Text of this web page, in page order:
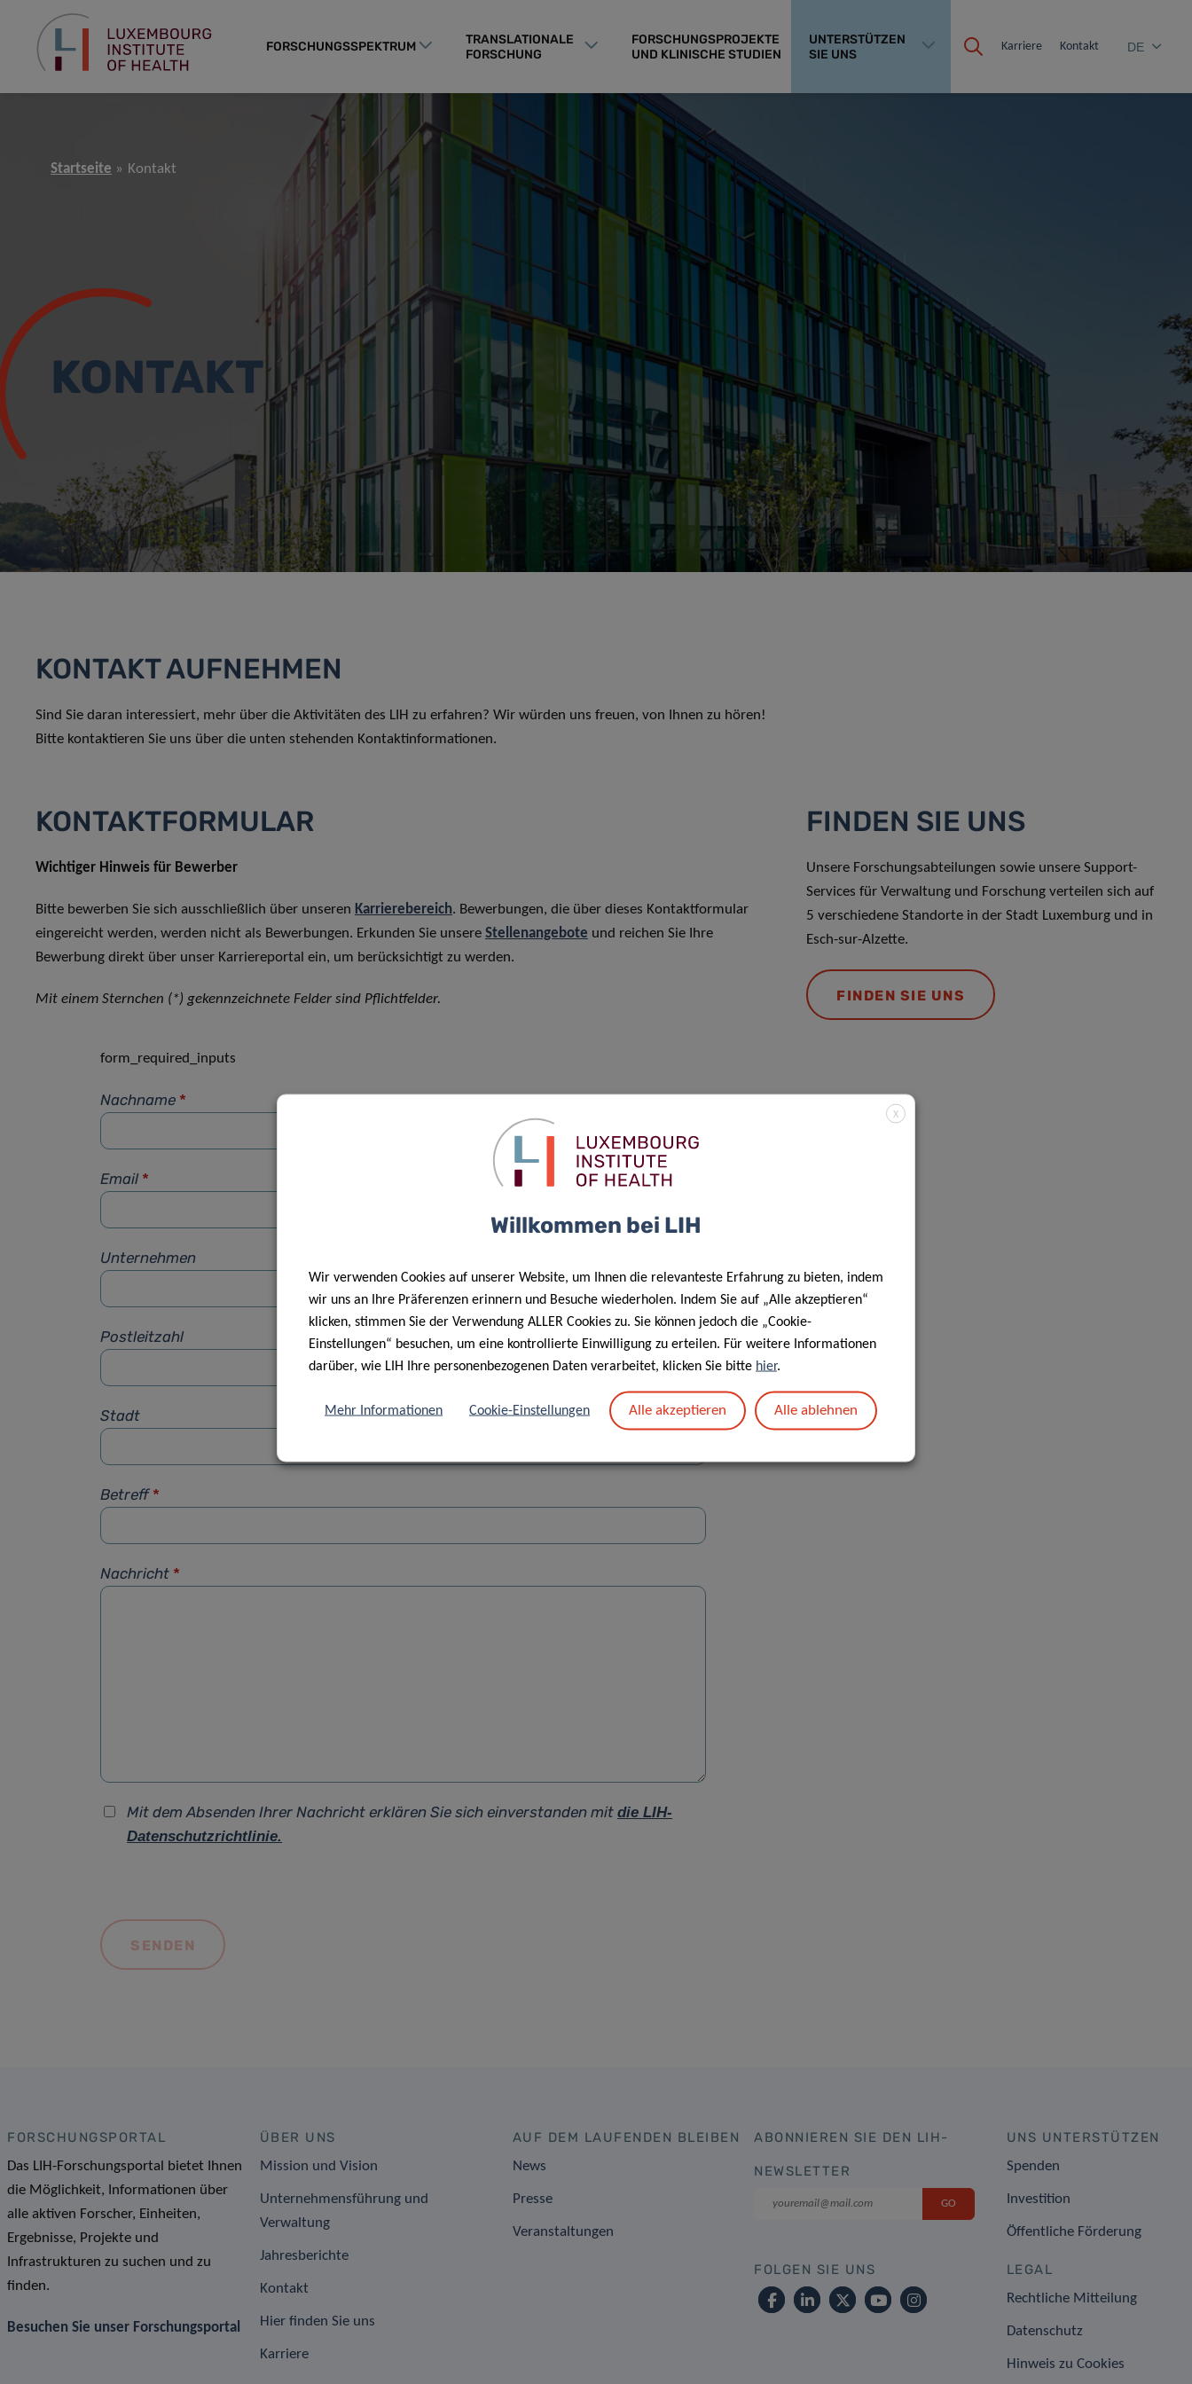
FORSCHUNGSSPEKTRUM
TRANSLATIONALE
FORSCHUNG
FORSCHUNGSPROJEKTE
UND KLINISCHE STUDIEN
UNTERSTÜTZEN
SIE UNS
Karriere Kontakt DE
Startseite Kontakt
KONTAKT
KONTAKT AUFNEHMEN
Sind Sie daran interessiert, mehr über die Aktivitäten des LIH zu erfahren? Wir würden uns freuen, von Ihnen zu hören!
Bitte kontaktieren Sie uns über die unten stehenden Kontaktinformationen.
KONTAKTFORMULAR
Wichtiger Hinweis für Bewerber
Bitte bewerben Sie sich ausschließlich über unseren Karrierebereich. Bewerbungen, die über dieses Kontaktformular
eingereicht werden, werden nicht als Bewerbungen. Erkunden Sie unsere Stellenangebote und reichen Sie Ihre
Bewerbung direkt über unser Karriereportal ein, um berücksichtigt zu werden.
Mit einem Sternchen (*) gekennzeichnete Felder sind Pflichtfelder.
form_required_inputs
Nachname * Vorname*
Email *
Unternehmen
Postleitzahl Straße
Stadt
Betreff *
Nachricht *
Mit dem Absenden Ihrer Nachricht erklären Sie sich einverstanden mitdie LIH-
Datenschutzrichtlinie.
FINDEN SIE UNS
Unsere Forschungsabteilungen sowie unsere Support-
Services für Verwaltung und Forschung verteilen sich auf
5 verschiedene Standorte in der Stadt Luxemburg und in
Esch-sur-Alzette.
FINDEN SIE UNS
FORSCHUNGSPORTAL
Das LIH-Forschungsportal bietet Ihnen
die Möglichkeit, Informationen über
alle aktiven Forscher, Einheiten,
Ergebnisse, Projekte und
Infrastrukturen zu suchen und zu
finden.
Besuchen Sie unser Forschungsportal
ÜBER UNS
Mission und Vision
Unternehmensführung und
Verwaltung
Jahresberichte
Kontakt
Hier finden Sie uns
Karriere
AUF DEM LAUFENDEN BLEIBEN
News
Presse
Veranstaltungen
ABONNIEREN SIE DEN LIH-
NEWSLETTER
FOLGEN SIE UNS
UNS UNTERSTÜTZEN
Spenden
Investition
Öffentliche Förderung
LEGAL
Rechtliche Mitteilung
Datenschutz
Hinweis zu Cookies
X
Willkommen bei LIH
Wir verwenden Cookies auf unserer Website, um Ihnen die relevanteste Erfahrung zu bieten, indem
wir uns an Ihre Präferenzen erinnern und Besuche wiederholen. Indem Sie auf „Alle akzeptieren“
klicken, stimmen Sie der Verwendung ALLER Cookies zu. Sie können jedoch die „Cookie-
Einstellungen“ besuchen, um eine kontrollierte Einwilligung zu erteilen. Für weitere Informationen
darüber, wie LIH Ihre personenbezogenen Daten verarbeitet, klicken Sie bitte hier.
Mehr Informationen Cookie-Einstellungen Alle akzeptieren Alle ablehnen